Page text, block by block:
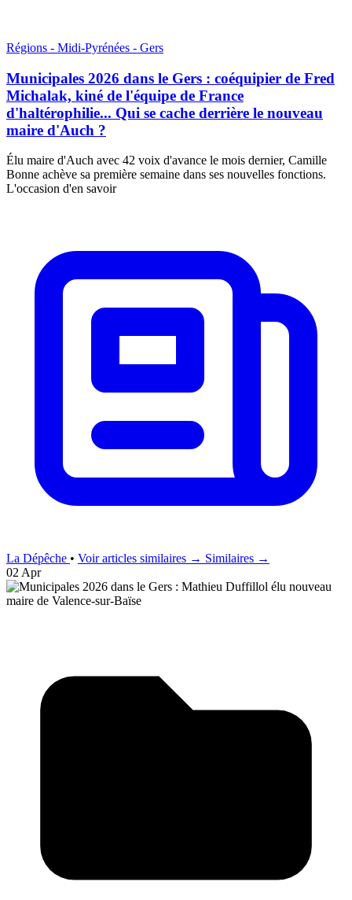
Régions - Midi-Pyrénées - Gers
Municipales 2026 dans le Gers : coéquipier de Fred
Michalak, kiné de l'équipe de France
d'haltérophilie... Qui se cache derrière le nouveau
maire d'Auch ?
Élu maire d'Auch avec 42 voix d'avance le mois dernier, Camille
Bonne achève sa première semaine dans ses nouvelles fonctions.
L'occasion d'en savoir
La Dépêche • Voir articles similaires → Similaires →
02 Apr